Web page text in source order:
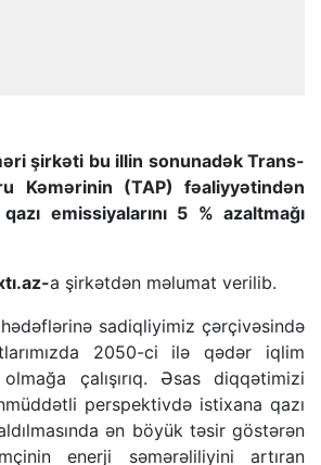
şirkəti bu illin sonunadək Trans-
Kəmərinin (TAP) fəaliyyətindən
emissiyalarını 5 % azaltmağı
a şirkətdən məlumat verilib.
sadiqliyimiz çərçivəsində
2050-ci ilə qədər iqlim
olmağa çalışırıq. Əsas diqqətimizi
perspektivdə istixana qazı
ən böyük təsir göstərən
enerji səmərəliliyini artıran